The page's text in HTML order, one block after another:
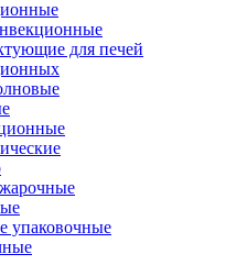
для печей
упаковочные